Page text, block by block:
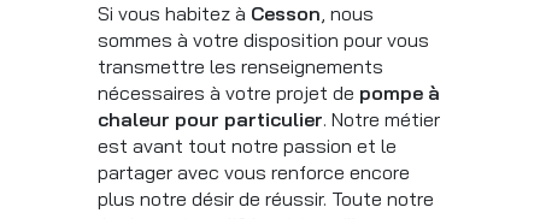
Si vous habitez à Cesson, nous
sommes à votre disposition pour vous
transmettre les renseignements
nécessaires à votre projet de pompe à
chaleur pour particulier. Notre métier
est avant tout notre passion et le
partager avec vous renforce encore
plus notre désir de réussir. Toute notre